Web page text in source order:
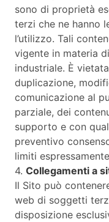
sono di proprietà
terzi che ne hanno
l’utilizzo. Tali
vigente in materia
industriale. È
duplicazione,
comunicazione al
parziale, dei
supporto e con
preventivo
limiti
4. Collegamenti a
Il Sito può
web di soggetti
disposizione